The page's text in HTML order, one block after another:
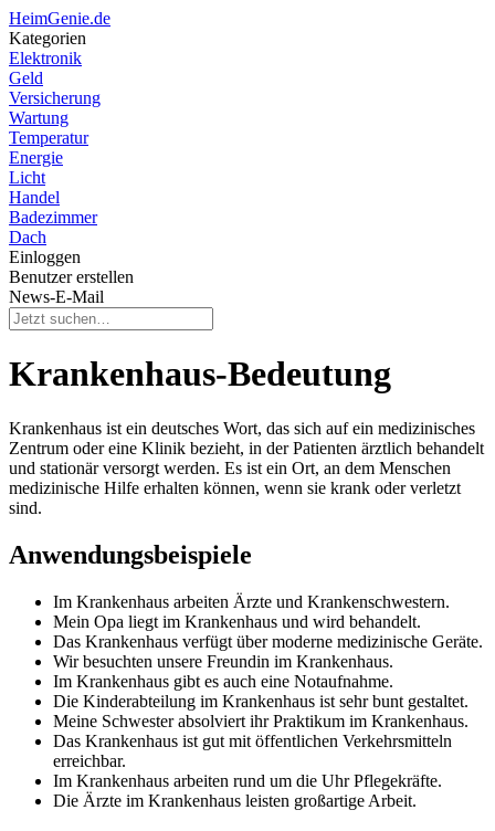
HeimGenie.de
Kategorien
Elektronik
Geld
Versicherung
Wartung
Temperatur
Energie
Licht
Handel
Badezimmer
Dach
Einloggen
Benutzer erstellen
News-E-Mail
Krankenhaus-Bedeutung
Krankenhaus ist ein deutsches Wort, das sich auf ein medizinisches
Zentrum oder eine Klinik bezieht, in der Patienten ärztlich behandelt
und stationär versorgt werden. Es ist ein Ort, an dem Menschen
medizinische Hilfe erhalten können, wenn sie krank oder verletzt
sind.
Anwendungsbeispiele
Im Krankenhaus arbeiten Ärzte und Krankenschwestern.
Mein Opa liegt im Krankenhaus und wird behandelt.
Das Krankenhaus verfügt über moderne medizinische Geräte.
Wir besuchten unsere Freundin im Krankenhaus.
Im Krankenhaus gibt es auch eine Notaufnahme.
Die Kinderabteilung im Krankenhaus ist sehr bunt gestaltet.
Meine Schwester absolviert ihr Praktikum im Krankenhaus.
Das Krankenhaus ist gut mit öffentlichen Verkehrsmitteln
erreichbar.
Im Krankenhaus arbeiten rund um die Uhr Pflegekräfte.
Die Ärzte im Krankenhaus leisten großartige Arbeit.